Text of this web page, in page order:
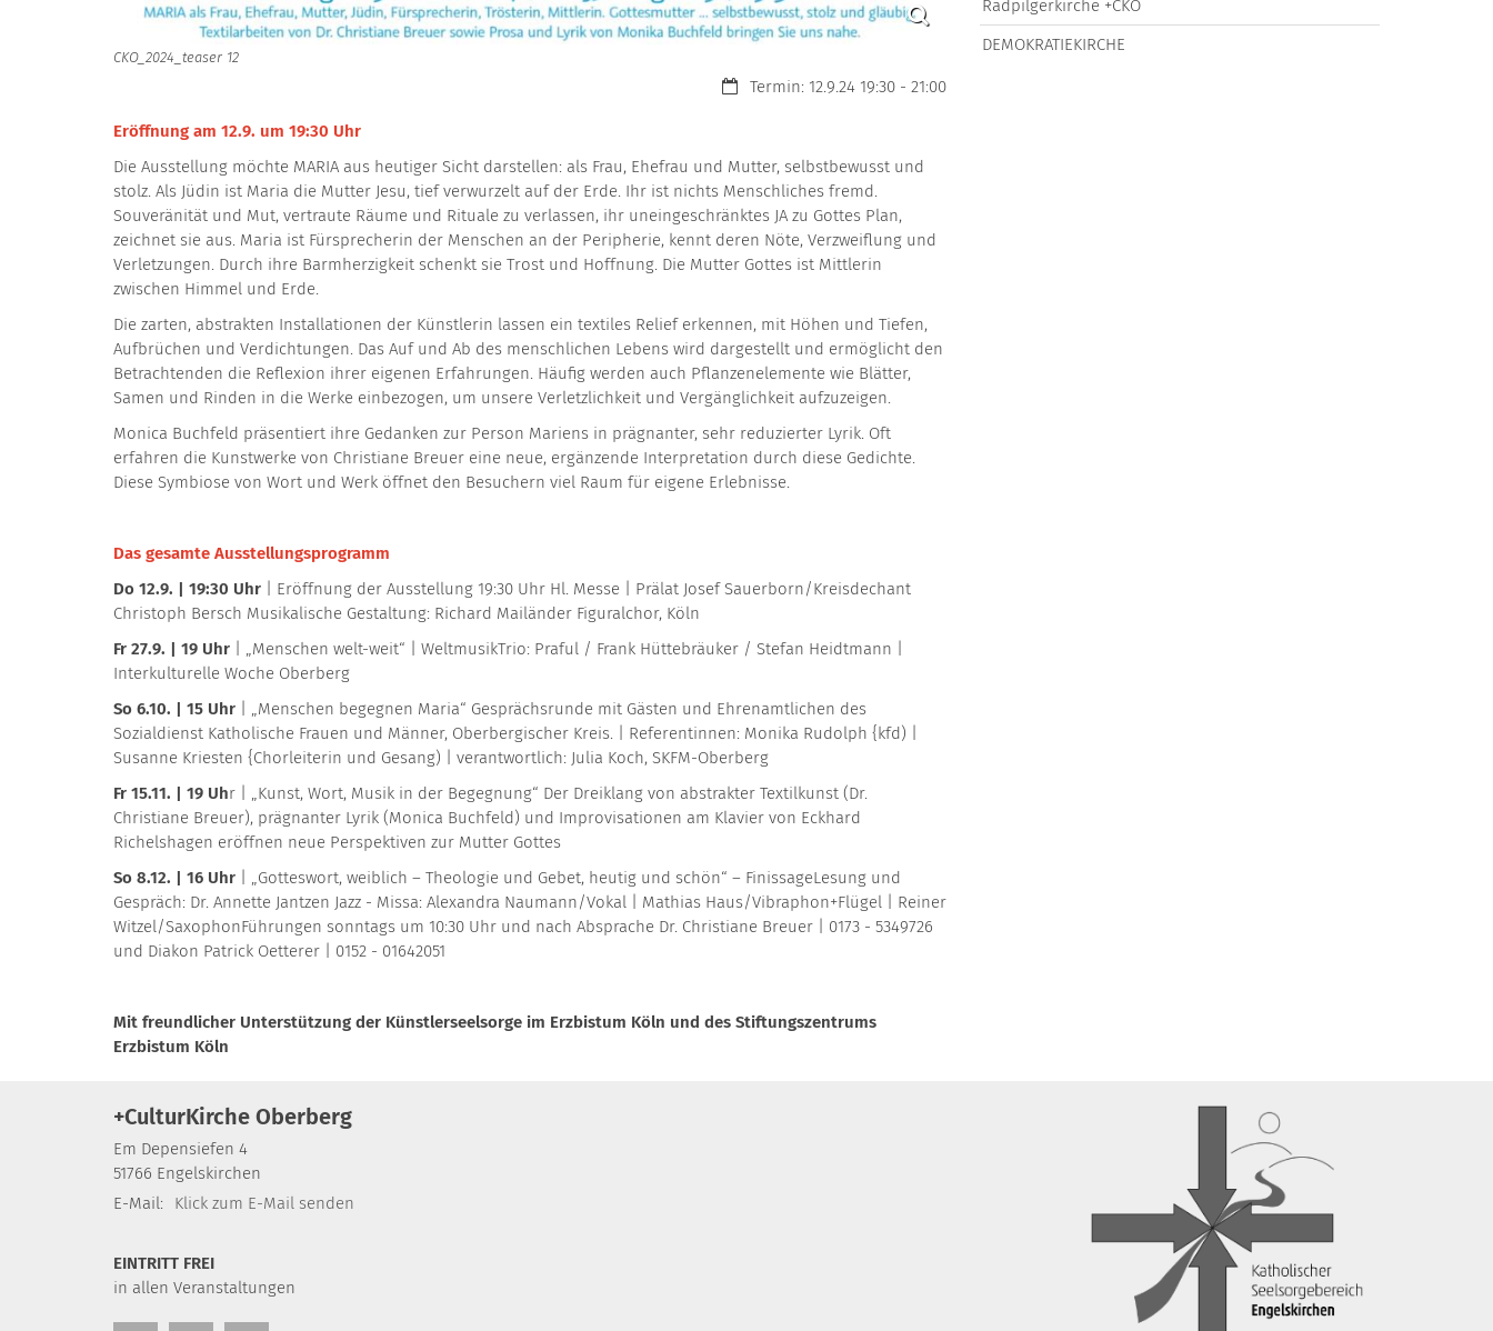
CKO_2024_teaser 12
Datum:Termin: 12.9.24 19:30 - 21:00
Eröffnung am 12.9. um 19:30 Uhr
Die Ausstellung möchte MARIA aus heutiger Sicht darstellen: als Frau, Ehefrau und Mutter, selbstbewusst und
stolz. Als Jüdin ist Maria die Mutter Jesu, tief verwurzelt auf der Erde. Ihr ist nichts Menschliches fremd.
Souveränität und Mut, vertraute Räume und Rituale zu verlassen, ihr uneingeschränktes JA zu Gottes Plan,
zeichnet sie aus. Maria ist Fürsprecherin der Menschen an der Peripherie, kennt deren Nöte, Verzweiflung und
Verletzungen. Durch ihre Barmherzigkeit schenkt sie Trost und Hoffnung. Die Mutter Gottes ist Mittlerin
zwischen Himmel und Erde.
Die zarten, abstrakten Installationen der Künstlerin lassen ein textiles Relief erkennen, mit Höhen und Tiefen,
Aufbrüchen und Verdichtungen. Das Auf und Ab des menschlichen Lebens wird dargestellt und ermöglicht den
Betrachtenden die Reflexion ihrer eigenen Erfahrungen. Häufig werden auch Pflanzenelemente wie Blätter,
Samen und Rinden in die Werke einbezogen, um unsere Verletzlichkeit und Vergänglichkeit aufzuzeigen.
Monica Buchfeld präsentiert ihre Gedanken zur Person Mariens in prägnanter, sehr reduzierter Lyrik. Oft
erfahren die Kunstwerke von Christiane Breuer eine neue, ergänzende Interpretation durch diese Gedichte.
Diese Symbiose von Wort und Werk öffnet den Besuchern viel Raum für eigene Erlebnisse.
Das gesamte Ausstellungsprogramm
Do 12.9. | 19:30 Uhr | Eröffnung der Ausstellung 19:30 Uhr Hl. Messe | Prälat Josef Sauerborn/Kreisdechant
Christoph Bersch Musikalische Gestaltung: Richard Mailänder Figuralchor, Köln
Fr 27.9. | 19 Uhr | „Menschen welt-weit“ | WeltmusikTrio: Praful / Frank Hüttebräuker / Stefan Heidtmann |
Interkulturelle Woche Oberberg
So 6.10. | 15 Uhr | „Menschen begegnen Maria“ Gesprächsrunde mit Gästen und Ehrenamtlichen des
Sozialdienst Katholische Frauen und Männer, Oberbergischer Kreis. | Referentinnen: Monika Rudolph {kfd) |
Susanne Kriesten {Chorleiterin und Gesang) | verantwortlich: Julia Koch, SKFM-Oberberg
Fr 15.11. | 19 Uhr | „Kunst, Wort, Musik in der Begegnung“ Der Dreiklang von abstrakter Textilkunst (Dr.
Christiane Breuer), prägnanter Lyrik (Monica Buchfeld) und Improvisationen am Klavier von Eckhard
Richelshagen eröffnen neue Perspektiven zur Mutter Gottes
So 8.12. | 16 Uhr | „Gotteswort, weiblich – Theologie und Gebet, heutig und schön“ – FinissageLesung und
Gespräch: Dr. Annette Jantzen Jazz - Missa: Alexandra Naumann/Vokal | Mathias Haus/Vibraphon+Flügel | Reiner
Witzel/SaxophonFührungen sonntags um 10:30 Uhr und nach Absprache Dr. Christiane Breuer | 0173 - 5349726
und Diakon Patrick Oetterer | 0152 - 01642051
Mit freundlicher Unterstützung der Künstlerseelsorge im Erzbistum Köln und des Stiftungszentrums
Erzbistum Köln
Radpilgerkirche +CKO
DEMOKRATIEKIRCHE
+CulturKirche Oberberg
Em Depensiefen 4
51766 Engelskirchen
E-Mail:
Klick zum E-Mail senden
EINTRITT FREI
in allen Veranstaltungen